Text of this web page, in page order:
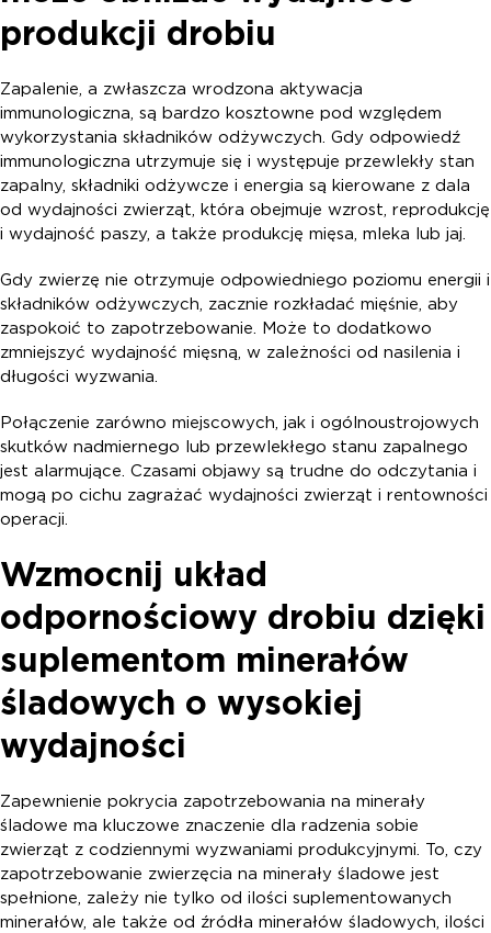
produkcji drobiu
Zapalenie, a zwłaszcza wrodzona aktywacja
immunologiczna, są bardzo kosztowne pod względem
wykorzystania składników odżywczych. Gdy odpowiedź
immunologiczna utrzymuje się i występuje przewlekły stan
zapalny, składniki odżywcze i energia są kierowane z dala
od wydajności zwierząt, która obejmuje wzrost, reprodukcję
i wydajność paszy, a także produkcję mięsa, mleka lub jaj.
Gdy zwierzę nie otrzymuje odpowiedniego poziomu energii i
składników odżywczych, zacznie rozkładać mięśnie, aby
zaspokoić to zapotrzebowanie. Może to dodatkowo
zmniejszyć wydajność mięsną, w zależności od nasilenia i
długości wyzwania.
Połączenie zarówno miejscowych, jak i ogólnoustrojowych
skutków nadmiernego lub przewlekłego stanu zapalnego
jest alarmujące. Czasami objawy są trudne do odczytania i
mogą po cichu zagrażać wydajności zwierząt i rentowności
operacji.
Wzmocnij układ
odpornościowy drobiu dzięki
suplementom minerałów
śladowych o wysokiej
wydajności
Zapewnienie pokrycia zapotrzebowania na minerały
śladowe ma kluczowe znaczenie dla radzenia sobie
zwierząt z codziennymi wyzwaniami produkcyjnymi. To, czy
zapotrzebowanie zwierzęcia na minerały śladowe jest
spełnione, zależy nie tylko od ilości suplementowanych
minerałów, ale także od źródła minerałów śladowych, ilości